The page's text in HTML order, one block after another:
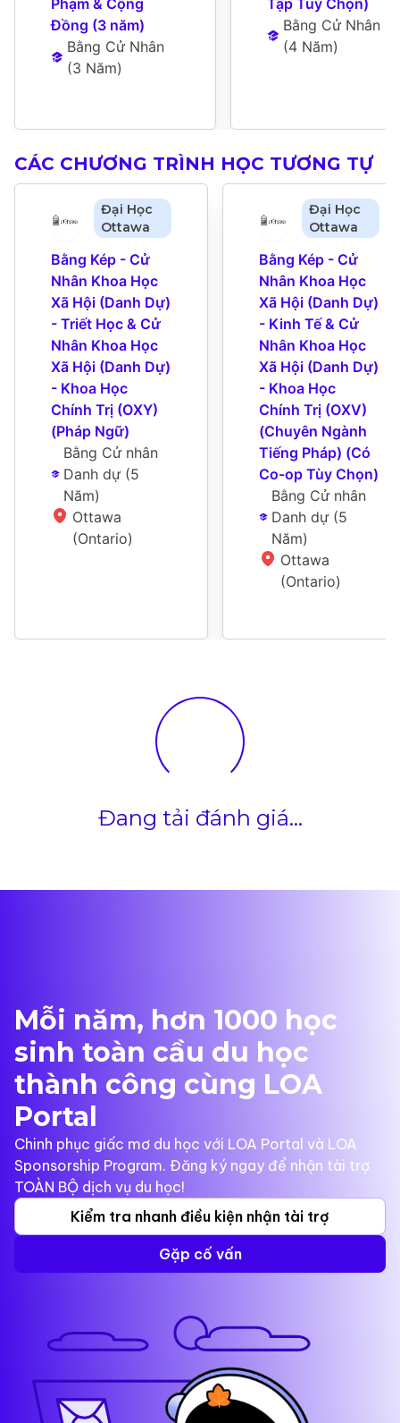
Phạm & Cộng
Đồng (3 năm)
Bằng Cử Nhân
(3 Năm)
Tập Tuỳ Chọn)
Bằng Cử Nhân
(4 Năm)
CÁC CHƯƠNG TRÌNH HỌC TƯƠNG TỰ
Đại Học
Ottawa
Bằng Kép - Cử
Nhân Khoa Học
Xã Hội (Danh Dự)
- Triết Học & Cử
Nhân Khoa Học
Xã Hội (Danh Dự)
- Khoa Học
Chính Trị (OXY)
(Pháp Ngữ)
Bằng Cử nhân
Danh dự (5
Năm)
Ottawa
(Ontario)
Đại Học
Ottawa
Bằng Kép - Cử
Nhân Khoa Học
Xã Hội (Danh Dự)
- Kinh Tế & Cử
Nhân Khoa Học
Xã Hội (Danh Dự)
- Khoa Học
Chính Trị (OXV)
(Chuyên Ngành
Tiếng Pháp) (Có
Co-op Tùy Chọn)
Bằng Cử nhân
Danh dự (5
Năm)
Ottawa
(Ontario)
Đang tải đánh giá...
Mỗi năm, hơn 1000 học
sinh toàn cầu du học
thành công cùng LOA
Portal
Chinh phục giấc mơ du học với LOA Portal và LOA
Sponsorship Program. Đăng ký ngay để nhận tài trợ
TOÀN BỘ dịch vụ du học!
Kiểm tra nhanh điều kiện nhận tài trợ
Gặp cố vấn